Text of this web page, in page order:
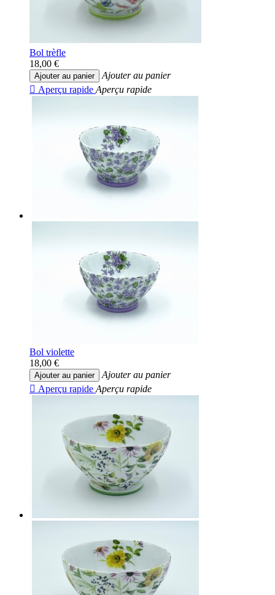
Bol trèfle
18,00 €
Ajouter au panier
Ajouter au panier
 Aperçu rapide Aperçu rapide
Bol violette
18,00 €
Ajouter au panier
Ajouter au panier
 Aperçu rapide Aperçu rapide